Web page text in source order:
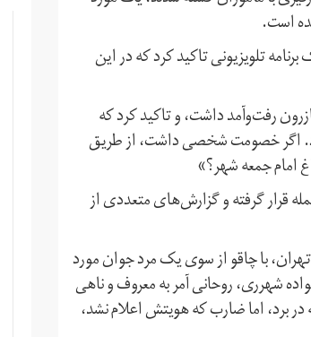
است.
تلویزیونی تاکید کرد که در این
رفت‌و‌آمد داشت، و تاکید کرد که
اگر خصومت شخصی داشت، از طریق
امام جمعه شهر؟»
قرار گرفته و گزارش‌های متعددی از
تهران، با چاقو از سوی یک مرد جوان مورد
دادگاه خانواده شهرری، روحانی آمر به معروف و ناهی
برد، اما ضارب که هویتش اعلام نشد،